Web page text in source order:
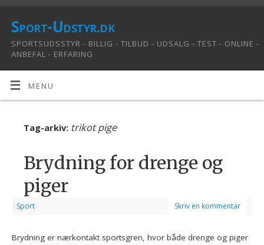
Sport-Udstyr.dk
SPORTSUDSSTYR - BILLIG - TILBUD - UDSALG - TEST - ONLINE -
ANBEFAL - ERFARING
MENU
Tag-arkiv: trikot pige
Brydning for drenge og
piger
| Sport Skriv en kommentar
Brydning er nærkontakt sportsgren, hvor både drenge og piger